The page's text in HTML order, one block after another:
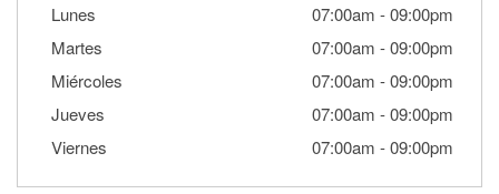
Lunes
07:00am -09:00pm
Martes
07:00am -09:00pm
Miércoles
07:00am -09:00pm
Jueves
07:00am -09:00pm
Viernes
07:00am -09:00pm